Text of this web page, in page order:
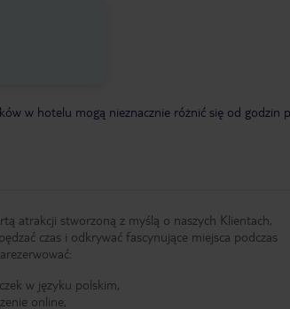
w hotelu mogą nieznacznie różnić się od godzin
atrakcji stworzoną z myślą o naszych Klientach,
czas i odkrywać fascynujące miejsca podczas
w języku polskim,
online,